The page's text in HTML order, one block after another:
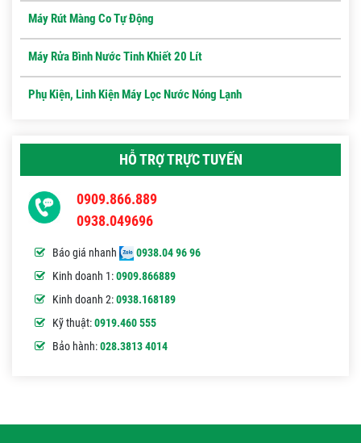
Máy Rút Màng Co Tự Động
Máy Rửa Bình Nước Tinh Khiết 20 Lít
Phụ Kiện, Linh Kiện Máy Lọc Nước Nóng Lạnh
HỖ TRỢ TRỰC TUYẾN
0909.866.889
0938.049696
Báo giá nhanh
0938.04 96 96
Kinh doanh 1:0909.866889
Kinh doanh 2:0938.168189
Kỹ thuật:0919.460 555
Bảo hành:028.3813 4014